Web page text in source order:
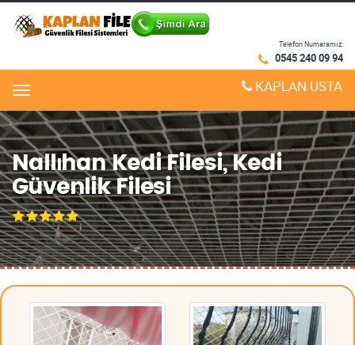
Telefon Numaramız:
0545 240 09 94
Menu KAPLAN USTA
Nallıhan Kedi Filesi, Kedi
Güvenlik Filesi